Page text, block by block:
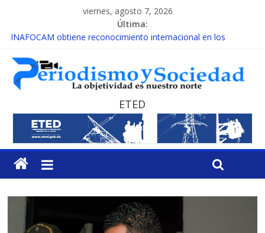
viernes, agosto 7, 2026
Última:
INAFOCAM obtiene reconocimiento internacional en los
15 de febrero de cada año es Día Nacional de la lucha contra el
cáncer infantil
EL ENFOQUE UNILATERAL DE LA COALICIÓN
MESCyT y Universidad Albizu apoyarán rehabilitación de
reclusos
MESCyT presenta calendario de Consulta Nacional por la
Educación
ETED